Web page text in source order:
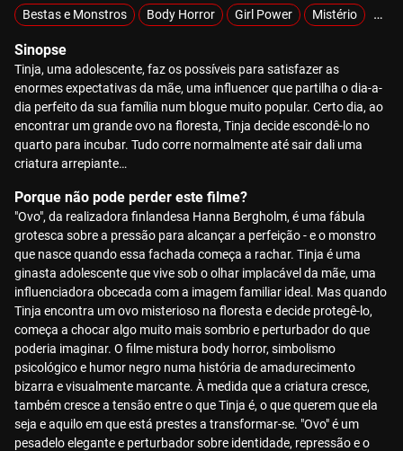
Bestas e Monstros Body Horror Girl Power Mistério
Sinopse
Tinja, uma adolescente, faz os possíveis para satisfazer as
enormes expectativas da mãe, uma influencer que partilha o dia-a-
dia perfeito da sua família num blogue muito popular. Certo dia, ao
encontrar um grande ovo na floresta, Tinja decide escondê-lo no
quarto para incubar. Tudo corre normalmente até sair dali uma
criatura arrepiante…
Porque não pode perder este filme?
"Ovo", da realizadora finlandesa Hanna Bergholm, é uma fábula
grotesca sobre a pressão para alcançar a perfeição - e o monstro
que nasce quando essa fachada começa a rachar. Tinja é uma
ginasta adolescente que vive sob o olhar implacável da mãe, uma
influenciadora obcecada com a imagem familiar ideal. Mas quando
Tinja encontra um ovo misterioso na floresta e decide protegê-lo,
começa a chocar algo muito mais sombrio e perturbador do que
poderia imaginar. O filme mistura body horror, simbolismo
psicológico e humor negro numa história de amadurecimento
bizarra e visualmente marcante. À medida que a criatura cresce,
também cresce a tensão entre o que Tinja é, o que querem que ela
seja e aquilo em que está prestes a transformar-se. "Ovo" é um
pesadelo elegante e perturbador sobre identidade, repressão e o